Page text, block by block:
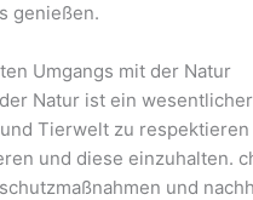
genießen.
Umgangs mit der Natur
Natur ist ein
Tierwelt zu
und diese einzuhalten.
und